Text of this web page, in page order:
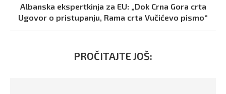
Albanska ekspertkinja za EU: „Dok Crna Gora crta
Ugovor o pristupanju, Rama crta Vučićevo pismo“
PROČITAJTE JOŠ: